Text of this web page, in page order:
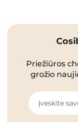
Priežiūros
grožio
Įveskite